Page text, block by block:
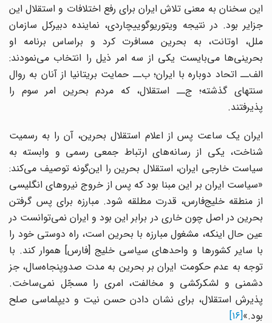
این سخنان به معنی تلاش ایران برای رفع اختلافات و استقلال این
جزایر بود. در نتیجه ویتوریوگوییچاردی، نماینده دبیرکل سازمان
ملل،‌ اوتانت، به بحرین مسافرت کرد و براساس برنامه او
بحرینی‌ها می‌بایست یکی از سه امر ذیل را انتخاب می‌نمودند:
الف‌ــ اتحاد دوباره با ایران؛ ب‌ــ حمایت بریتانیا از آنان به روال
سنتهای گذشته؛ ج‌ــ استقلال، که مردم بحرین امر سوم را
پذیرفتند.
ایران یک‌ ساعت پس از اعلام استقلال بحرین، آن را به رسمیت
شناخت، یکی از رسانه‌های ارتباط جمعی رسمی و وابسته به
سیاست خارجی ایران، استقلال بحرین را این‌گونه توصیف می‌کند:
«سیاست ایران بر این مبنا بود که پس از خروج نیروهای انگلیسی
از منطقه خلیج‌فارس، قدرت مطلقه شود. مبارزه برای پس گرفتن
بحرین در اصل چون خاری در برابر این بود و ایران نمی‌توانست در
عین ‌حال اینکه، مشغول مبارزه با بحرین است، راه دوستی خود را
با سایر کشورها و واحدهای سیاسی خلیج [فارس] هموار کند. با
توجه به عدم حکومت ایران بر بحرین به مدت صدوپنجاه‌سال، جز
دشمنی و لشکرکشی و مخالفت، امری را مسجّل نمی‌ساخت.
پذیرش استقلال، برای نشان دادن حسن نیت و دیپلماسی صلح
بود.»[۱۶]